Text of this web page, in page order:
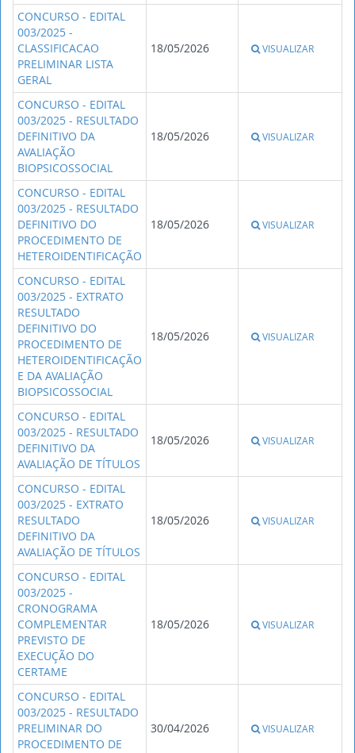
CONCURSO - EDITAL
003/2025 -
CLASSIFICACAO
PRELIMINAR LISTA
GERAL
18/05/2026 VISUALIZAR
CONCURSO - EDITAL
003/2025 - RESULTADO
DEFINITIVO DA
AVALIAÇÃO
BIOPSICOSSOCIAL
18/05/2026 VISUALIZAR
CONCURSO - EDITAL
003/2025 - RESULTADO
DEFINITIVO DO
PROCEDIMENTO DE
HETEROIDENTIFICAÇÃO
18/05/2026 VISUALIZAR
CONCURSO - EDITAL
003/2025 - EXTRATO
RESULTADO
DEFINITIVO DO
PROCEDIMENTO DE
HETEROIDENTIFICAÇÃO
E DA AVALIAÇÃO
BIOPSICOSSOCIAL
18/05/2026 VISUALIZAR
CONCURSO - EDITAL
003/2025 - RESULTADO
DEFINITIVO DA
AVALIAÇÃO DE TÍTULOS
18/05/2026 VISUALIZAR
CONCURSO - EDITAL
003/2025 - EXTRATO
RESULTADO
DEFINITIVO DA
AVALIAÇÃO DE TÍTULOS
18/05/2026 VISUALIZAR
CONCURSO - EDITAL
003/2025 -
CRONOGRAMA
COMPLEMENTAR
PREVISTO DE
EXECUÇÃO DO
CERTAME
18/05/2026 VISUALIZAR
CONCURSO - EDITAL
003/2025 - RESULTADO
PRELIMINAR DO
PROCEDIMENTO DE
30/04/2026 VISUALIZAR